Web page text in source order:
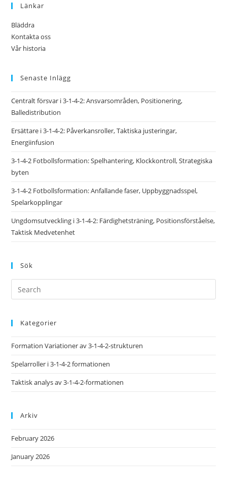
Länkar
Bläddra
Kontakta oss
Vår historia
Senaste Inlägg
Centralt försvar i 3-1-4-2: Ansvarsområden, Positionering,
Balledistribution
Ersättare i 3-1-4-2: Påverkansroller, Taktiska justeringar,
Energiinfusion
3-1-4-2 Fotbollsformation: Spelhantering, Klockkontroll, Strategiska
byten
3-1-4-2 Fotbollsformation: Anfallande faser, Uppbyggnadsspel,
Spelarkopplingar
Ungdomsutveckling i 3-1-4-2: Färdighetsträning, Positionsförståelse,
Taktisk Medvetenhet
Sök
Kategorier
Formation Variationer av 3-1-4-2-strukturen
Spelarroller i 3-1-4-2 formationen
Taktisk analys av 3-1-4-2-formationen
Arkiv
February 2026
January 2026